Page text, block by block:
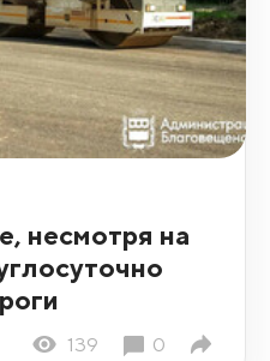
несмотря на
139 0